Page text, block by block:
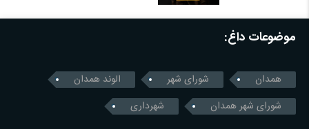
موضوعات داغ:
همدان شورای شهر
الوند همدان
شورای شهر همدان
شهرداری